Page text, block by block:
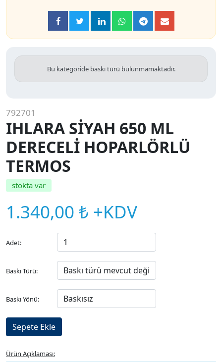
Bu kategoride baskı türü bulunmamaktadır.
792701
IHLARA SİYAH 650 ML
DERECELİ HOPARLÖRLÜ
TERMOS
stokta var
1.340,00 ₺ +KDV
Adet:
Baskı Türü:
Baskı Yönü:
Ürün Açıklaması: